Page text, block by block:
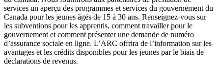
services un aperçu des programmes et services du gouvernement du
Canada pour les jeunes âgés de 15 à 30 ans. Renseignez-vous sur
les subventions pour les apprentis, comment travailler pour le
gouvernement et comment présenter une demande de numéro
d’assurance sociale en ligne. L’ARC offrira de l’information sur les
avantages et les crédits disponibles pour les jeunes par le biais de
déclarations de revenus.